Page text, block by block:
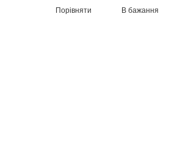
Порівняти В бажання